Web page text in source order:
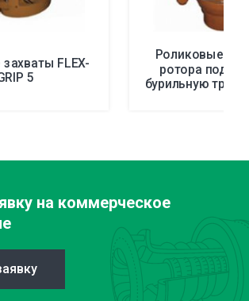
FLEX-
5
Роликовые
ротора под
бурильную
на коммерческое